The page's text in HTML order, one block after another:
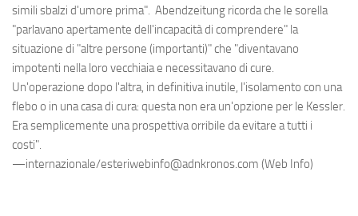
simili sbalzi d'umore prima". Abendzeitung ricorda che le sorella
"parlavano apertamente dell'incapacità di comprendere" la
situazione di "altre persone (importanti)" che "diventavano
impotenti nella loro vecchiaia e necessitavano di cure.
Un'operazione dopo l'altra, in definitiva inutile, l'isolamento con una
flebo o in una casa di cura: questa non era un'opzione per le Kessler.
Era semplicemente una prospettiva orribile da evitare a tutti i
costi".
—internazionale/esteriwebinfo@adnkronos.com (Web Info)